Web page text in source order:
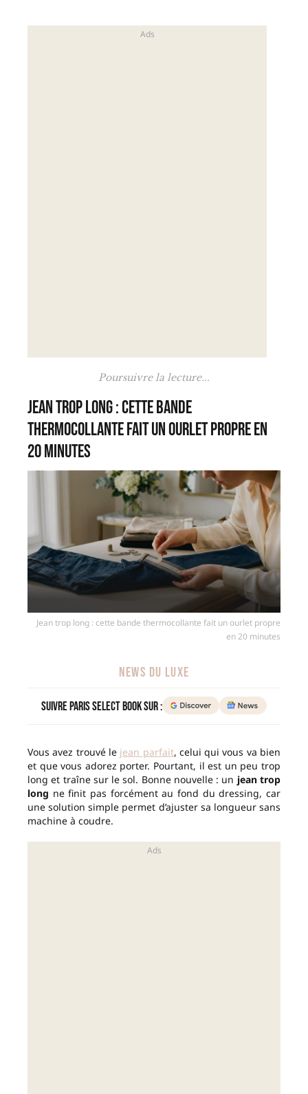
Poursuivre la lecture...
Jean trop long : cette bande
thermocollante fait un ourlet propre en
20 minutes
Jean trop long : cette bande thermocollante fait un ourlet propre
en 20 minutes
NEWS DU LUXE
Suivre Paris Select Book sur :
Vous avez trouvé le jean parfait, celui qui vous va bien
et que vous adorez porter. Pourtant, il est un peu trop
long et traîne sur le sol. Bonne nouvelle : un jean trop
long ne finit pas forcément au fond du dressing, car
une solution simple permet d’ajuster sa longueur sans
machine à coudre.